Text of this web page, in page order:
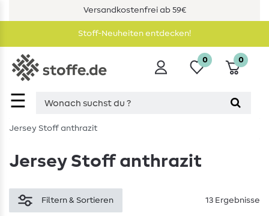
Versandkostenfrei ab 59€
Stoff-Neuheiten entdecken!
☰
0 0
Jersey Stoff anthrazit
Jersey Stoff anthrazit
Filtern & Sortieren 13 Ergebnisse